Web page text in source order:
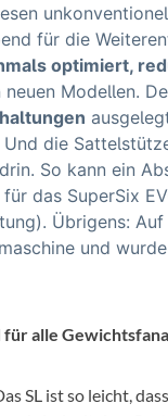
für die
optimiert,
Modellen.
Und die
So kann ein
das SuperSix
Übrigens:
und
für alle
SL ist so leicht,